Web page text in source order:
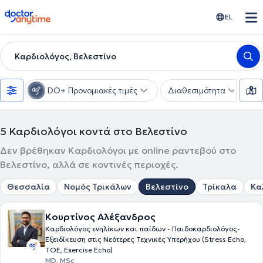
doctoranytime EL
Καρδιολόγος, Βελεστίνο
DO+ Προνομιακές τιμές Διαθεσιμότητα
5 Καρδιολόγοι κοντά στο Βελεστίνο
Δεν βρέθηκαν Καρδιολόγοι με online ραντεβού στο
Βελεστίνο, αλλά σε κοντινές περιοχές.
Θεσσαλία Νομός Τρικάλων Βελεστίνο Τρίκαλα
Κουρτίνος Αλέξανδρος
Καρδιολόγος ενηλίκων και παίδων - Παιδοκαρδιολόγος-
Εξειδίκευση στις Νεότερες Τεχνικές Υπερήχου (Stress Echo,
TOE, Exercise Echo)
MD, MSc